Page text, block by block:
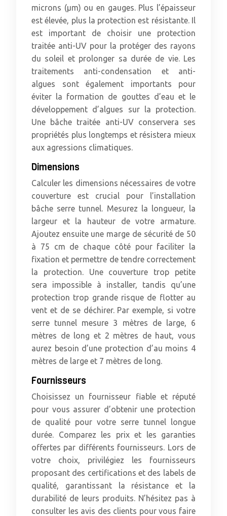
microns (µm) ou en gauges. Plus l’épaisseur
est élevée, plus la protection est résistante. Il
est important de choisir une protection
traitée anti-UV pour la protéger des rayons
du soleil et prolonger sa durée de vie. Les
traitements anti-condensation et anti-
algues sont également importants pour
éviter la formation de gouttes d’eau et le
développement d’algues sur la protection.
Une bâche traitée anti-UV conservera ses
propriétés plus longtemps et résistera mieux
aux agressions climatiques.
Dimensions
Calculer les dimensions nécessaires de votre
couverture est crucial pour l’installation
bâche serre tunnel. Mesurez la longueur, la
largeur et la hauteur de votre armature.
Ajoutez ensuite une marge de sécurité de 50
à 75 cm de chaque côté pour faciliter la
fixation et permettre de tendre correctement
la protection. Une couverture trop petite
sera impossible à installer, tandis qu’une
protection trop grande risque de flotter au
vent et de se déchirer. Par exemple, si votre
serre tunnel mesure 3 mètres de large, 6
mètres de long et 2 mètres de haut, vous
aurez besoin d’une protection d’au moins 4
mètres de large et 7 mètres de long.
Fournisseurs
Choisissez un fournisseur fiable et réputé
pour vous assurer d’obtenir une protection
de qualité pour votre serre tunnel longue
durée. Comparez les prix et les garanties
offertes par différents fournisseurs. Lors de
votre choix, privilégiez les fournisseurs
proposant des certifications et des labels de
qualité, garantissant la résistance et la
durabilité de leurs produits. N’hésitez pas à
consulter les avis des clients pour vous faire